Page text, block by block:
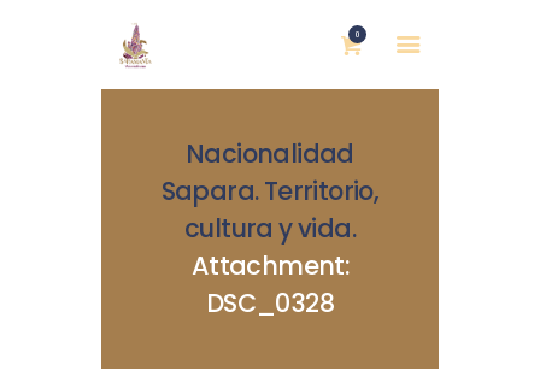
0
Nacionalidad
Sapara. Territorio,
cultura y vida.
Attachment:
DSC_0328
NOSOTRAS